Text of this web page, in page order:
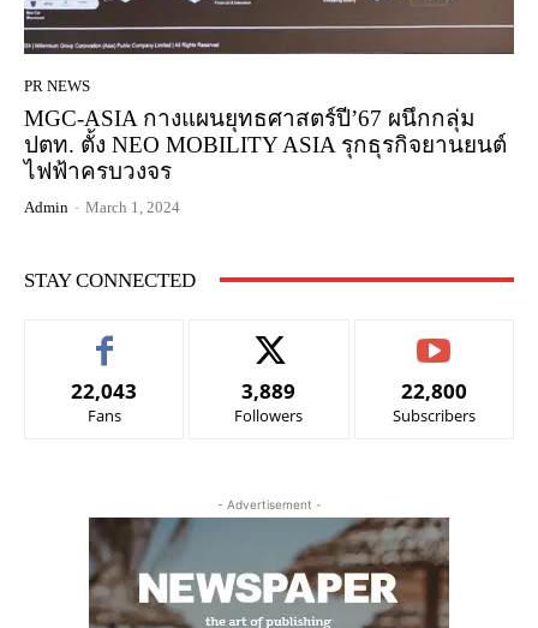
PR NEWS
MGC-ASIA กางแผนยุทธศาสตร์ปี’67 ผนึกกลุ่ม
ปตท. ตั้ง NEO MOBILITY ASIA รุกธุรกิจยานยนต์
ไฟฟ้าครบวงจร
Admin - March 1, 2024
STAY CONNECTED
22,043
Fans
3,889
Followers
22,800
Subscribers
- Advertisement -